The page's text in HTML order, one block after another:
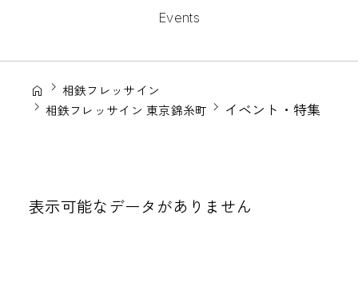
Events
相鉄フレッサイン
相鉄フレッサイン 東京錦糸町
イベント・特集
表示可能なデータがありません